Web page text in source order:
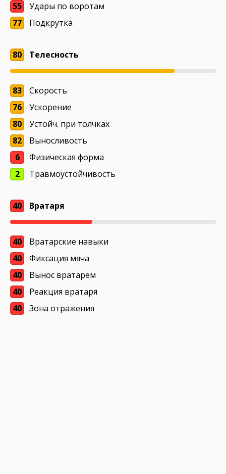
55
Удары по воротам
77
Подкрутка
80 Телесность
83
Скорость
76
Ускорение
80
Устойч. при толчках
82
Выносливость
6
Физическая форма
2
Травмоустойчивость
40 Вратаря
40
Вратарские навыки
40
Фиксация мяча
40
Вынос вратарем
40
Реакция вратаря
40
Зона отражения